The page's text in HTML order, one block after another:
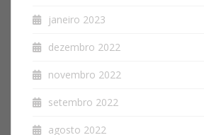
janeiro 2023
dezembro 2022
novembro 2022
setembro 2022
agosto 2022